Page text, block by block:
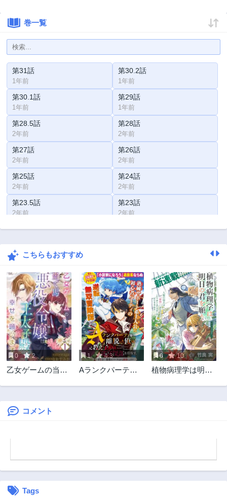
巻一覧
第31話
1年前
第30.2話
1年前
第30.1話
1年前
第29話
1年前
第28.5話
2年前
第28話
2年前
第27話
2年前
第26話
2年前
第25話
2年前
第24話
2年前
第23.5話
2年前
第23話
2年前
第22話 第21話
第20話
第18話
3年前
第17.5話
2年前
第17話
3年前
第16.5話
3年前
第16話
3年前
第15話
3年前
第14.2話
3年前
第14.1話
3年前
第14話 第13話
第12話
第7.5話
こちらもおすすめ
0 2
乙女ゲームの当て
願います！
1 4.3
Aランクパーティ
宮深部を目指す。
0 10
植物病理学は明日
コメント
Tags